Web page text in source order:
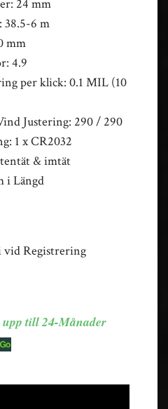
24 mm
38.5-6 m
mm
4.9
per klick: 0.1 MIL (10
Justering: 290 / 290
1 x CR2032
& imtät
i Längd
vid Registrering
till 24-Månader